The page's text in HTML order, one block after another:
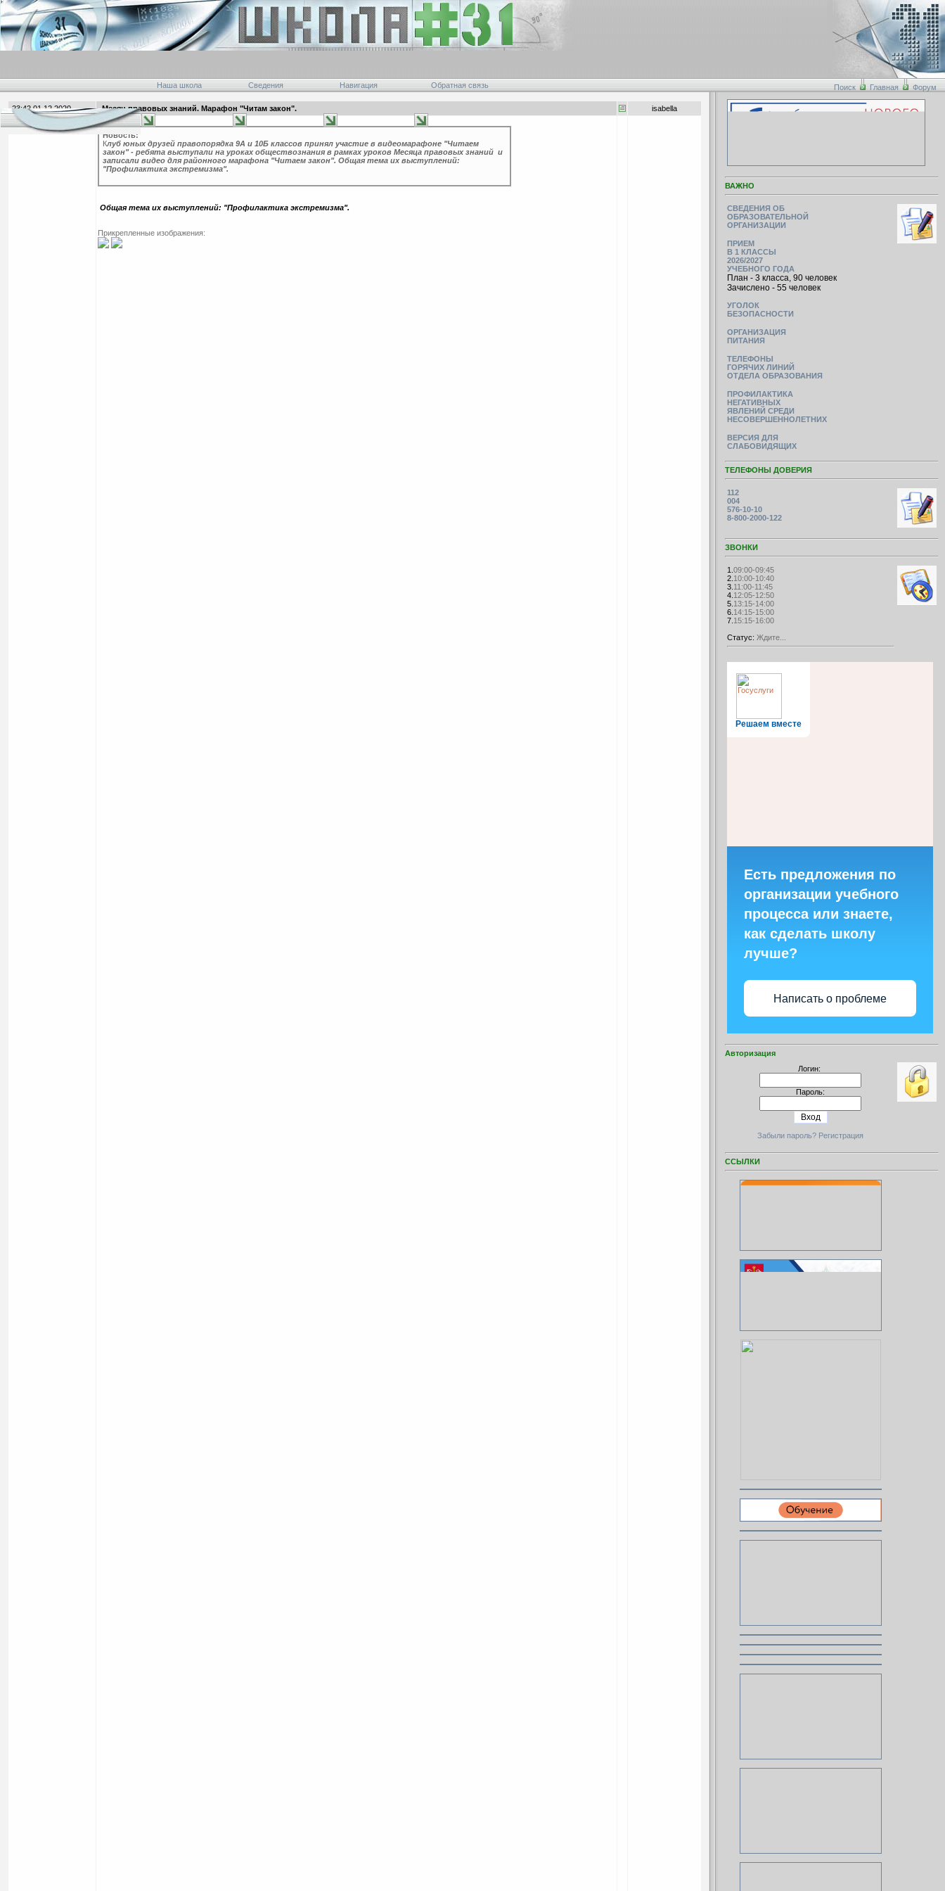
Наша школа Сведения Навигация Обратная связь Поиск Главная Форум
23:42 01.12.2020 Месяц правовых знаний. Марафон "Читам закон".
isabella
Новость:
Клуб юных друзей правопорядка 9А и 10Б классов принял участие в видеомарафоне "Читаем
закон" - ребята выступали на уроках обществознания в рамках уроков Месяца правовых знаний и
записали видео для районного марафона "Читаем закон". Общая тема их выступлений:
"Профилактика экстремизма".
Общая тема их выступлений: "Профилактика экстремизма".
Прикрепленные изображения:
ВАЖНО
СВЕДЕНИЯ ОБ
ОБРАЗОВАТЕЛЬНОЙ
ОРГАНИЗАЦИИ
ПРИЕМ
В 1 КЛАССЫ
2026/2027
УЧЕБНОГО ГОДА
План - 3 класса, 90 человек
Зачислено - 55 человек
УГОЛОК
БЕЗОПАСНОСТИ
ОРГАНИЗАЦИЯ
ПИТАНИЯ
ТЕЛЕФОНЫ
ГОРЯЧИХ ЛИНИЙ
ОТДЕЛА ОБРАЗОВАНИЯ
ПРОФИЛАКТИКА
НЕГАТИВНЫХ
ЯВЛЕНИЙ СРЕДИ
НЕСОВЕРШЕННОЛЕТНИХ
ВЕРСИЯ ДЛЯ
СЛАБОВИДЯЩИХ
ТЕЛЕФОНЫ ДОВЕРИЯ
112
004
576-10-10
8-800-2000-122
ЗВОНКИ
1. 09:00-09:45
2. 10:00-10:40
3. 11:00-11:45
4. 12:05-12:50
5. 13:15-14:00
6. 14:15-15:00
7. 15:15-16:00
Статус: Ждите...
Решаем вместе
Есть предложения по
организации учебного
процесса или знаете,
как сделать школу
лучше?
Написать о проблеме
Авторизация
Логин:
Пароль:
Забыли пароль? Регистрация
ССЫЛКИ